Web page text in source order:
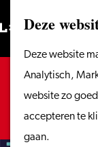
Deze
Deze website
Analytisch,
website zo
accepteren te
gaan.
Ga
naar
homepage
Sorry, deze
Bekijk het